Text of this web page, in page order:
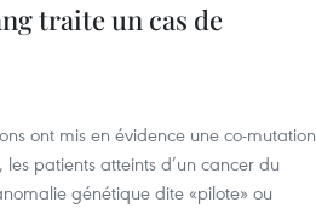
traite un cas de
ont mis en évidence une co-mutation
les patients atteints d’un cancer du
génétique dite «pilote» ou